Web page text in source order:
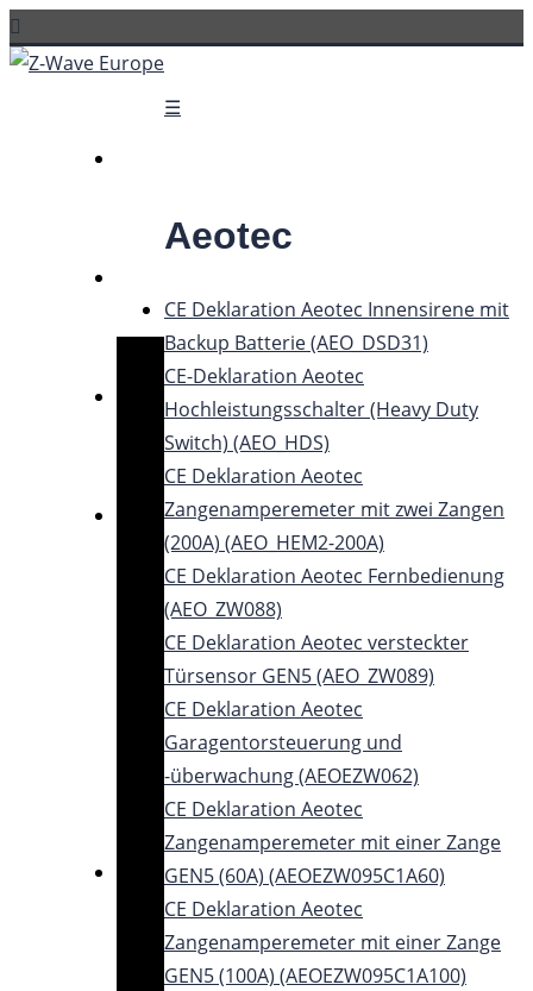
☰
Aeotec
CE Deklaration Aeotec Innensirene mit
Backup Batterie (AEO_DSD31)
CE-Deklaration Aeotec
Hochleistungsschalter (Heavy Duty
Switch) (AEO_HDS)
CE Deklaration Aeotec
Zangenamperemeter mit zwei Zangen
(200A) (AEO_HEM2-200A)
CE Deklaration Aeotec Fernbedienung
(AEO_ZW088)
CE Deklaration Aeotec versteckter
Türsensor GEN5 (AEO_ZW089)
CE Deklaration Aeotec
Garagentorsteuerung und
-überwachung (AEOEZW062)
CE Deklaration Aeotec
Zangenamperemeter mit einer Zange
GEN5 (60A) (AEOEZW095C1A60)
CE Deklaration Aeotec
Zangenamperemeter mit einer Zange
GEN5 (100A) (AEOEZW095C1A100)